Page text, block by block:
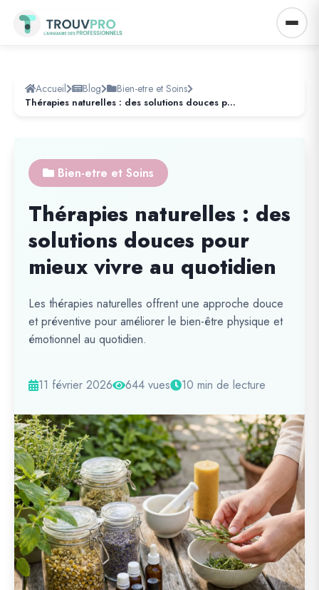
Accueil Blog Bien-etre et Soins
Thérapies naturelles : des solutions douces pour mieux vivre au quotidien
Bien-etre et Soins
Thérapies naturelles : des
solutions douces pour
mieux vivre au quotidien
Les thérapies naturelles offrent une approche douce
et préventive pour améliorer le bien-être physique et
émotionnel au quotidien.
11 février 2026 644 vues 10 min de lecture